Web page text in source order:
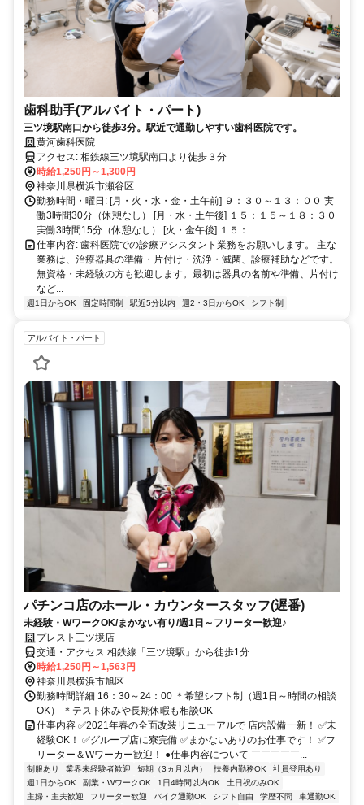
歯科助手(アルバイト・パート)
三ツ境駅南口から徒歩3分。駅近で通勤しやすい歯科医院です。
黄河歯科医院
アクセス: 相鉄線三ツ境駅南口より徒歩３分
時給1,250円～1,300円
神奈川県横浜市瀬谷区
勤務時間・曜日: [月・火・水・金・土午前] ９：３０～１３：００ 実
働3時間30分（休憩なし） [月・水・土午後] １５：１５～１８：３０
実働3時間15分（休憩なし） [火・金午後] １５：...
仕事内容: 歯科医院での診療アシスタント業務をお願いします。 主な
業務は、治療器具の準備・片付け・洗浄・滅菌、診療補助などです。
無資格・未経験の方も歓迎します。最初は器具の名前や準備、片付け
など...
週1日からOK 固定時間制 駅近5分以内 週2・3日からOK シフト制
アルバイト・パート
パチンコ店のホール・カウンタースタッフ(遅番)
未経験・WワークOK/まかない有り/週1日～フリーター歓迎♪
プレスト三ツ境店
交通・アクセス 相鉄線「三ツ境駅」から徒歩1分
時給1,250円～1,563円
神奈川県横浜市旭区
勤務時間詳細 16：30～24：00 ＊希望シフト制（週1日～時間の相談
OK） ＊テスト休みや長期休暇も相談OK
仕事内容 ✅2021年春の全面改装リニューアルで 店内設備一新！ ✅未
経験OK！ ✅グループ店に寮完備 ✅まかないありのお仕事です！ ✅フ
リーター＆Wワーカー歓迎！ ●仕事内容について ￣￣￣￣￣...
制服あり 業界未経験者歓迎 短期（3ヵ月以内） 扶養内勤務OK
社員登用あり
週1日からOK
副業・WワークOK 1日4時間以内OK
土日祝のみOK
主婦・主夫歓迎
フリーター歓迎 バイク通勤OK シフト自由 学歴不問
車通勤OK